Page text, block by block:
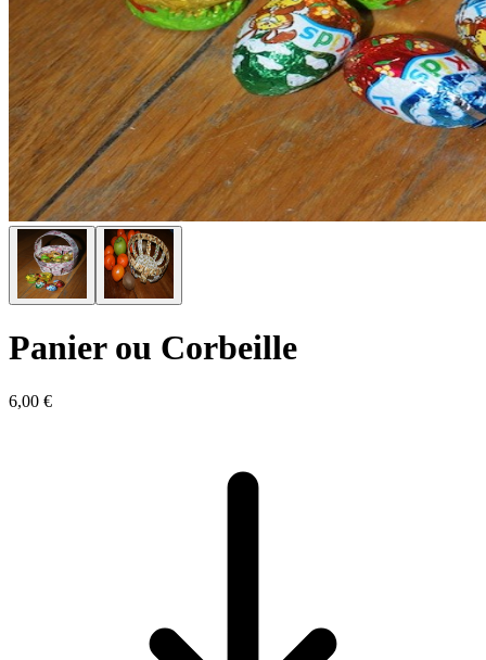
Panier ou Corbeille
6,00 €